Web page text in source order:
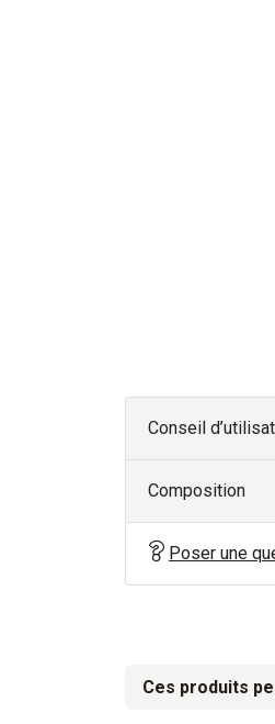
Conseil
Composition
Poser une
Ces produits